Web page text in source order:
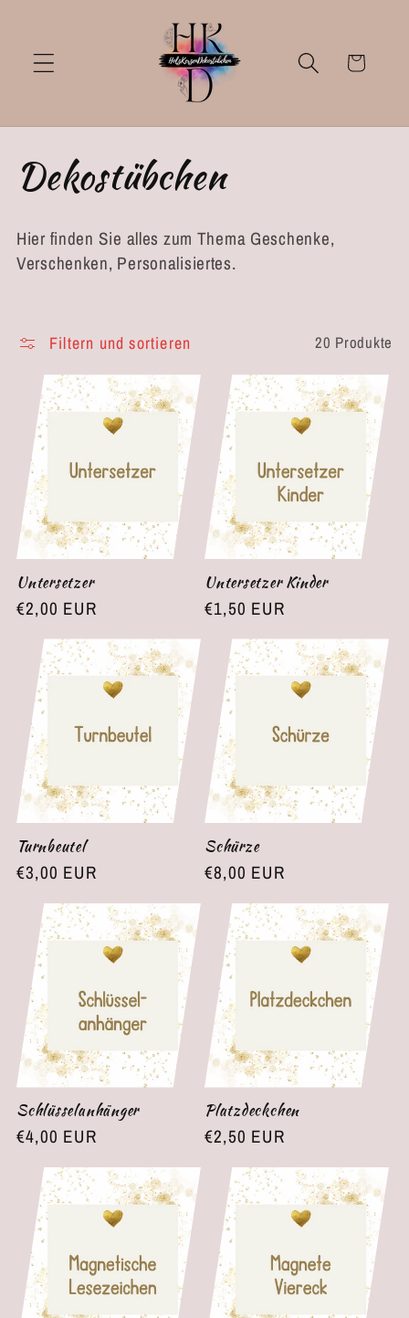
Warenkorb
K
a
t
g
e
:
Dekostübchen
Hier finden Sie alles zum Thema Geschenke,
Verschenken, Personalisiertes.
Filtern und sortieren 20 Produkte
Untersetzer
Normaler
€2,00 EUR
Untersetzer Kinder
Normaler
€1,50 EUR
Turnbeutel
Normaler
€3,00 EUR
Schürze
Normaler
€8,00 EUR
Schlüsselanhänger
Normaler
€4,00 EUR
Platzdeckchen
Normaler
€2,50 EUR